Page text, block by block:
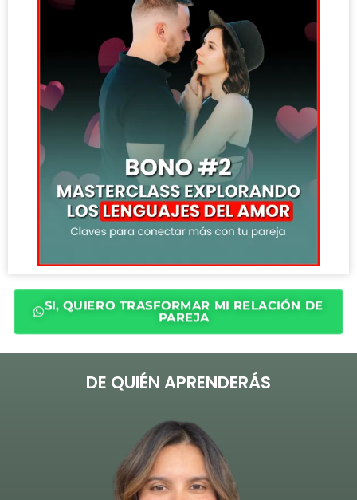
SI, QUIERO TRASFORMAR MI RELACIÓN DE
PAREJA
DE QUIÉN APRENDERÁS